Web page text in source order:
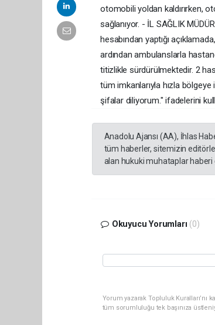
otomobili yoldan kaldırırken,
sağlanıyor. - İL SAĞLIK
hesabından yaptığı
ardından ambulanslarla
titizlikle sürdürülmektedir. 2
tüm imkanlarıyla hızla
şifalar diliyorum." ifadelerini
Anadolu Ajansı (AA), İhlas
tüm haberler, sitemizin
alan hukuki muhataplar haberi
Okuyucu Yorumları (0)
Yorum yazarak Topluluk Kuralları’nı
tüm sorumluluğu tek başınıza